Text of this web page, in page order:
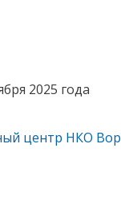
2025 года
центр НКО